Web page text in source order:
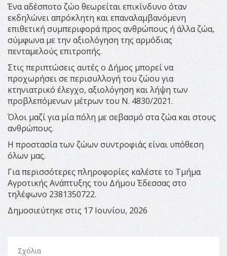
Ένα αδέσποτο ζώο θεωρείται επικίνδυνο όταν
εκδηλώνει απρόκλητη και επαναλαμβανόμενη
επιθετική συμπεριφορά προς ανθρώπους ή άλλα ζώα,
σύμφωνα με την αξιολόγηση της αρμόδιας
πενταμελούς επιτροπής.
Στις περιπτώσεις αυτές ο Δήμος μπορεί να
προχωρήσει σε περισυλλογή του ζώου για
κτηνιατρικό έλεγχο, αξιολόγηση και λήψη των
προβλεπόμενων μέτρων του Ν. 4830/2021.
Όλοι μαζί για μία πόλη με σεβασμό στα ζώα και στους
ανθρώπους.
Η προστασία των ζώων συντροφιάς είναι υπόθεση
όλων μας.
Για περισσότερες πληροφορίες καλέστε το Τμήμα
Αγροτικής Ανάπτυξης του Δήμου Έδεσσας στο
τηλέφωνο 2381350722.
Δημοσιεύτηκε στις 17 Ιουνίου, 2026
Σχόλια